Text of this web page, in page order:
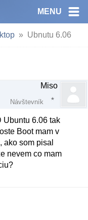
MENU
Ubnutu 6.06
Miso
Návštevník
Ubuntu 6.06 tak
Boot mam v
ako som pisal
nevem co mam